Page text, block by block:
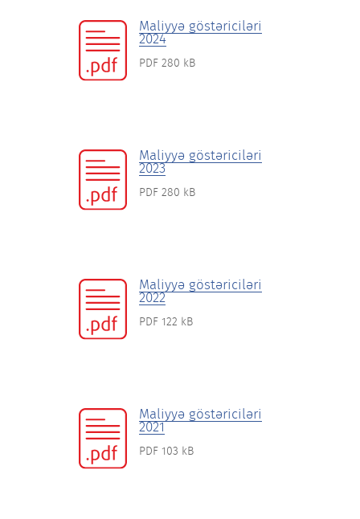
Maliyyə göstəriciləri
2024
PDF 280 kB
Maliyyə göstəriciləri
2023
PDF 280 kB
Maliyyə göstəriciləri
2022
PDF 122 kB
Maliyyə göstəriciləri
2021
PDF 103 kB